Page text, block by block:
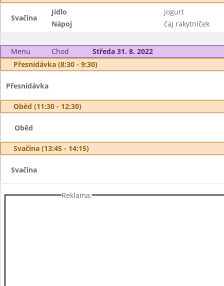
Svačina
Jídlo
jogurt
Nápoj
čaj rakytníček
Menu Chod
Středa 31. 8. 2022
Přesnídávka (8:30 - 9:30)
Přesnídávka
Oběd (11:30 - 12:30)
Oběd
Svačina (13:45 - 14:15)
Svačina
Reklama: